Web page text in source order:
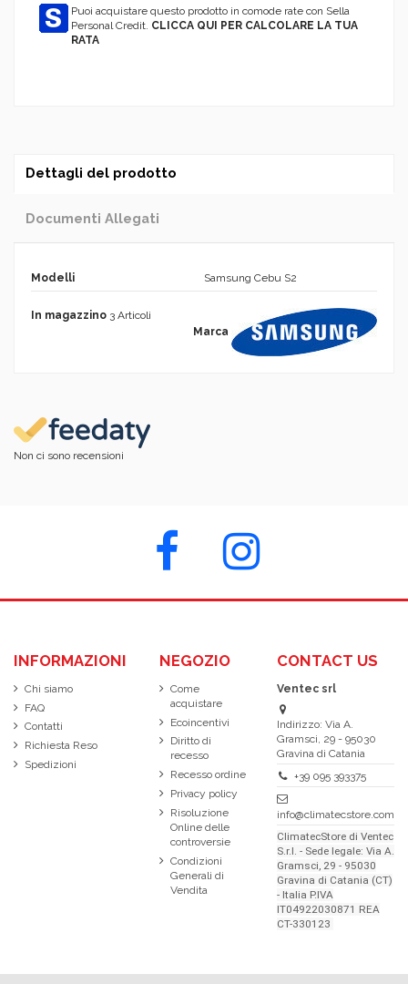
Puoi acquistare questo prodotto in comode rate con Sella
Personal Credit. CLICCA QUI PER CALCOLARE LA TUA
RATA
Dettagli del prodotto
Documenti Allegati
Modelli Samsung Cebu S2
Marca
In magazzino 3 Articoli
Non ci sono recensioni
INFORMAZIONI
Chi siamo
FAQ
Contatti
Richiesta Reso
Spedizioni
NEGOZIO
Come
acquistare
Ecoincentivi
Diritto di
recesso
Recesso ordine
Privacy policy
Risoluzione
Online delle
controversie
Condizioni
Generali di
Vendita
CONTACT US
Ventec srl
Indirizzo: Via A.
Gramsci, 29 - 95030
Gravina di Catania
+39 095 393375
info@climatecstore.com
ClimatecStore di Ventec
S.r.l. - Sede legale: Via A.
Gramsci, 29 - 95030
Gravina di Catania (CT)
- Italia P.IVA
IT04922030871 REA
CT-330123